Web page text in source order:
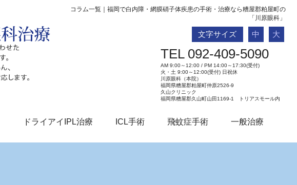
コラム一覧｜福岡で白内障・網膜硝子体疾患の手術・治療なら糟屋郡粕屋町の
「川原眼科」
文字サイズ 中 大
TEL 092-409-5090
AM 9:00～12:00 / PM 14:00～17:30(受付)
火・土 9:00～12:00(受付) 日祝休
川原眼科（本院）
福岡県糟屋郡粕屋町仲原2526-9
久山クリニック
福岡県糟屋郡久山町山田1169-1 トリアスモール内
ドライアイIPL治療 ICL手術 飛蚊症手術 一般治療